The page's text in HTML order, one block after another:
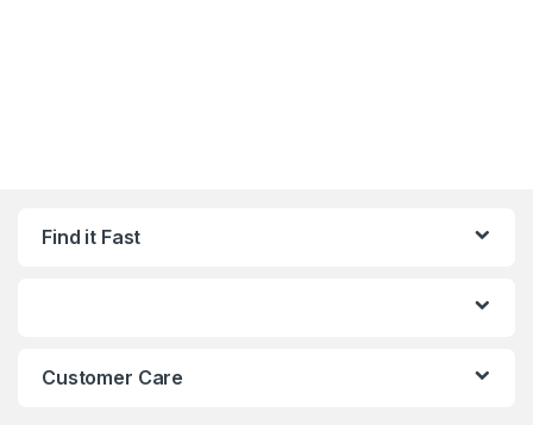
Find it Fast
Customer Care